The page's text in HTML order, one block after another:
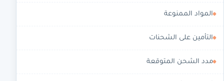
المواد الممنوعة
التأمين على الشحنات
مدد الشحن المتوقعة